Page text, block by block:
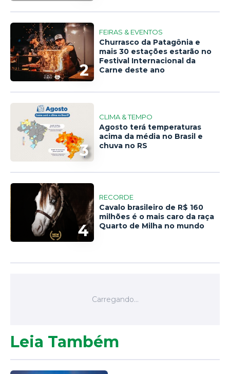
2
FEIRAS & EVENTOS
Churrasco da Patagônia e
mais 30 estações estarão no
Festival Internacional da
Carne deste ano
3
CLIMA & TEMPO
Agosto terá temperaturas
acima da média no Brasil e
chuva no RS
4
RECORDE
Cavalo brasileiro de R$ 160
milhões é o mais caro da raça
Quarto de Milha no mundo
Leia Também